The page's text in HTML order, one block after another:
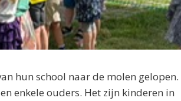
hun school naar de molen gelopen.
enkele ouders. Het zijn kinderen in